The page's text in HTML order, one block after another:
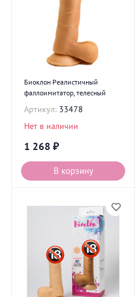
Биоклон Реалистичный
фаллоимитатор, телесный
Артикул: 33478
Нет в наличии
1 268 ₽
В корзину